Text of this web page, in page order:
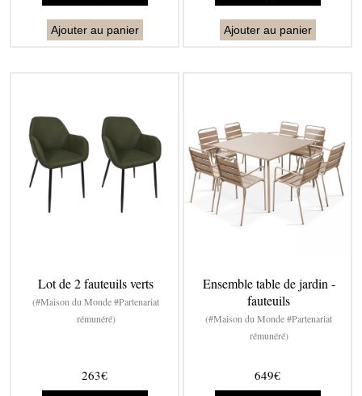
Ajouter au panier Ajouter au panier
Lot de 2 fauteuils verts
(#Maison du Monde #Partenariat
rémunéré)
263€
Ensemble table de jardin -
fauteuils
(#Maison du Monde #Partenariat
rémunéré)
649€